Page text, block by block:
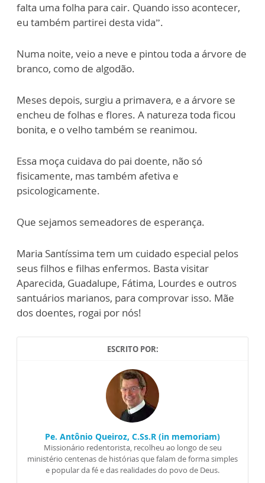
falta uma folha para cair. Quando isso acontecer,
eu também partirei desta vida”.
Numa noite, veio a neve e pintou toda a árvore de
branco, como de algodão.
Meses depois, surgiu a primavera, e a árvore se
encheu de folhas e flores. A natureza toda ficou
bonita, e o velho também se reanimou.
Essa moça cuidava do pai doente, não só
fisicamente, mas também afetiva e
psicologicamente.
Que sejamos semeadores de esperança.
Maria Santíssima tem um cuidado especial pelos
seus filhos e filhas enfermos. Basta visitar
Aparecida, Guadalupe, Fátima, Lourdes e outros
santuários marianos, para comprovar isso. Mãe
dos doentes, rogai por nós!
ESCRITO POR:
Pe. Antônio Queiroz, C.Ss.R (in memoriam)
Missionário redentorista, recolheu ao longo de seu
ministério centenas de histórias que falam de forma simples
e popular da fé e das realidades do povo de Deus.